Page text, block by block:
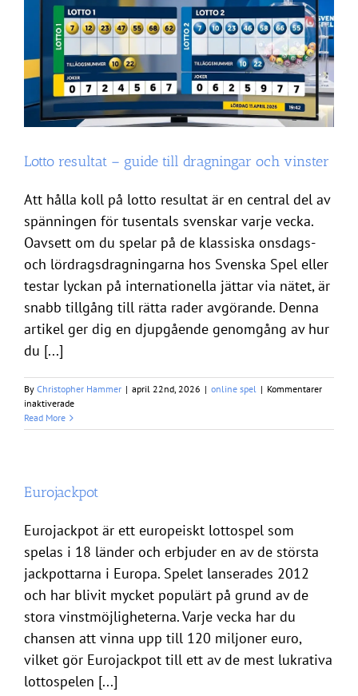
Lotto resultat – guide till dragningar och vinster
Att hålla koll på lotto resultat är en central del av
spänningen för tusentals svenskar varje vecka.
Oavsett om du spelar på de klassiska onsdags-
och lördragsdragningarna hos Svenska Spel eller
testar lyckan på internationella jättar via nätet, är
snabb tillgång till rätta rader avgörande. Denna
artikel ger dig en djupgående genomgång av hur
du [...]
By Christopher Hammer | april 22nd, 2026 | online spel | Kommentarer
inaktiveradeför
resultat
dragningar
och
Read More
Eurojackpot
Eurojackpot är ett europeiskt lottospel som
spelas i 18 länder och erbjuder en av de största
jackpottarna i Europa. Spelet lanserades 2012
och har blivit mycket populärt på grund av de
stora vinstmöjligheterna. Varje vecka har du
chansen att vinna upp till 120 miljoner euro,
vilket gör Eurojackpot till ett av de mest lukrativa
lottospelen [...]